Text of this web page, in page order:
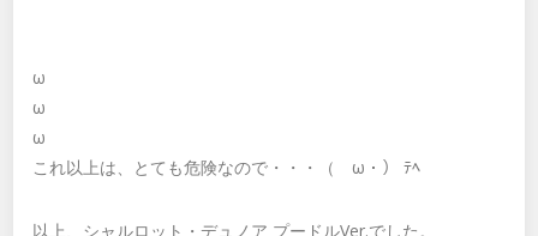
ω
ω
ω
これ以上は、とても危険なので・・・（ゝω・） ﾃﾍ
以上、シャルロット・デュノア プードルVer.でした。